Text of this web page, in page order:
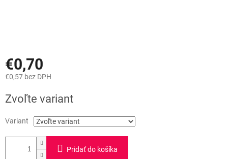
€0,70
€0,57 bez DPH
cena:
Zvoľte variant
Variant
Pridať do košíka